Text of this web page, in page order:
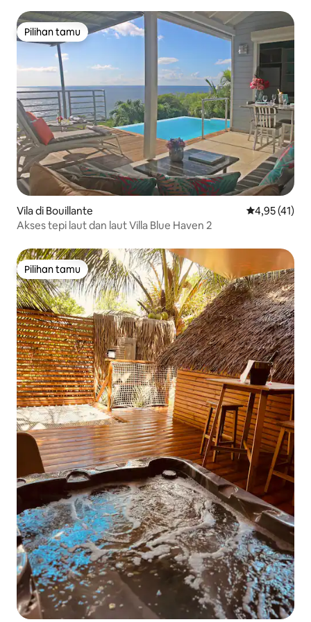
Pilihan tamu
Pilihan tamu
Vila di Bouillante Nilai rata-
4,95 (41)
Akses tepi laut dan laut Villa Blue Haven 2
Pilihan tamu
Pilihan tamu